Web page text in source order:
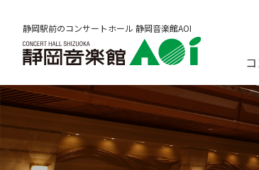
静岡駅前のコンサートホール 静岡音楽館AOI